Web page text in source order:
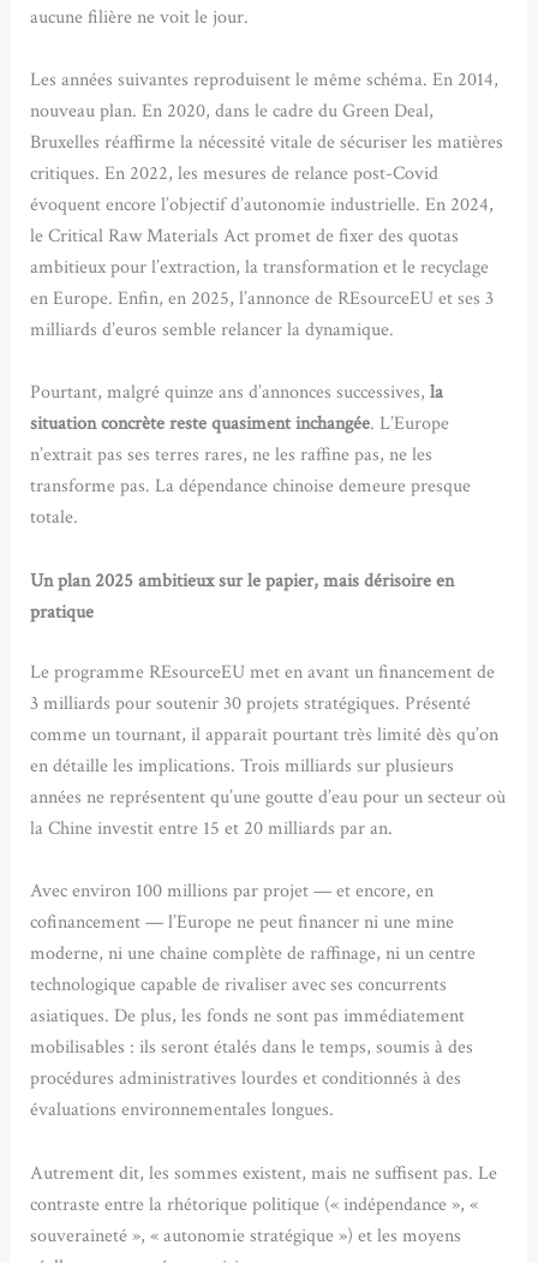
aucune filière ne voit le jour.
Les années suivantes reproduisent le même schéma. En 2014,
nouveau plan. En 2020, dans le cadre du Green Deal,
Bruxelles réaffirme la nécessité vitale de sécuriser les matières
critiques. En 2022, les mesures de relance post-Covid
évoquent encore l’objectif d’autonomie industrielle. En 2024,
le Critical Raw Materials Act promet de fixer des quotas
ambitieux pour l’extraction, la transformation et le recyclage
en Europe. Enfin, en 2025, l’annonce de REsourceEU et ses 3
milliards d’euros semble relancer la dynamique.
Pourtant, malgré quinze ans d’annonces successives,la
situation concrète reste quasiment inchangée. L’Europe
n’extrait pas ses terres rares, ne les raffine pas, ne les
transforme pas. La dépendance chinoise demeure presque
totale.
Un plan 2025 ambitieux sur le papier, mais dérisoire en
pratique
Le programme REsourceEU met en avant un financement de
3 milliards pour soutenir 30 projets stratégiques. Présenté
comme un tournant, il apparaît pourtant très limité dès qu’on
en détaille les implications. Trois milliards sur plusieurs
années ne représentent qu’une goutte d’eau pour un secteur où
la Chine investit entre 15 et 20 milliards par an.
Avec environ 100 millions par projet — et encore, en
cofinancement — l’Europe ne peut financer ni une mine
moderne, ni une chaîne complète de raffinage, ni un centre
technologique capable de rivaliser avec ses concurrents
asiatiques. De plus, les fonds ne sont pas immédiatement
mobilisables : ils seront étalés dans le temps, soumis à des
procédures administratives lourdes et conditionnés à des
évaluations environnementales longues.
Autrement dit, les sommes existent, mais ne suffisent pas. Le
contraste entre la rhétorique politique (« indépendance », «
souveraineté », « autonomie stratégique ») et les moyens